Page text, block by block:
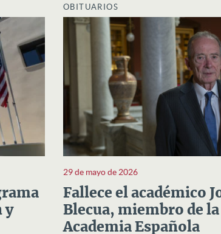
y
OBITUARIOS
29 de mayo de 2026
Fallece el académico
Blecua, miembro de la
Academia Española